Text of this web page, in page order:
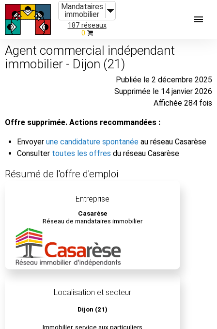
Mandataires
immobilier
187 réseaux
0
Agent commercial indépendant
immobilier - Dijon (21)
Publiée le 2 décembre 2025
Supprimée le 14 janvier 2026
Affichée 284 fois
Offre supprimée. Actions recommandées :
Envoyer une candidature spontanée au réseau Casarèse
Consulter toutes les offres du réseau Casarèse
Résumé de l'offre d'emploi
Entreprise
Casarèse
Réseau de mandataires immobilier
Localisation et secteur
Dijon (21)
Immobilier, service aux particuliers